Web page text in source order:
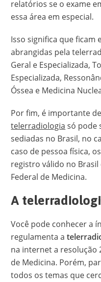
relatórios se o exame
essa área em especial.
Isso significa que ficam
abrangidas pela
Geral e Especializada,
Especializada,
Óssea e Medicina
Por fim, é importante
telerradiologia só pode
sediadas no Brasil, no
caso de pessoa física,
registro válido no
Federal de Medicina.
A
Você pode conhecer a
regulamenta a
na internet a resolução
de Medicina. Porém,
todos os temas que